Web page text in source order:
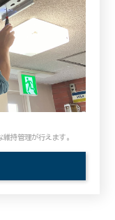
持管理が行えます。